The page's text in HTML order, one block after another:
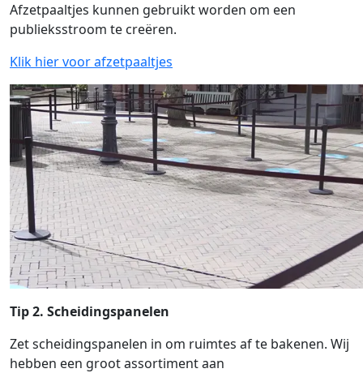
Afzetpaaltjes kunnen gebruikt worden om een
publieksstroom te creëren.
Klik hier voor afzetpaaltjes
Tip 2. Scheidingspanelen
Zet scheidingspanelen in om ruimtes af te bakenen. Wij
hebben een groot assortiment aan